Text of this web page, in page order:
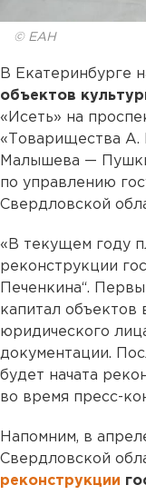
© ЕАН
В Екатеринбурге
объектов
«Исеть» на
«Товарищества А.
Малышева —
по управлению
Свердловской
«В текущем году
реконструкции
Печенкина“.
капитал объектов
юридического
документации.
будет начата
во время пресс-
Напомним, в
Свердловской
реконструкции